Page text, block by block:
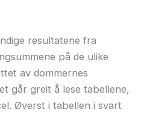
resultatene fra
på de ulike
av dommernes
går greit å lese tabellene,
Øverst i tabellen i svart